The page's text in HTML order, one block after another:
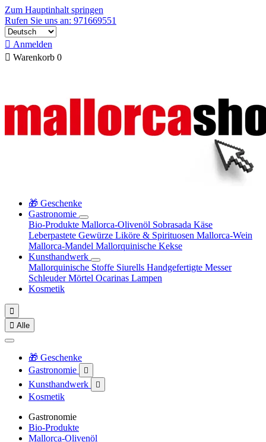
Zum Hauptinhalt springen
Rufen Sie uns an: 971669551
 Anmelden
 Warenkorb 0
🎁 Geschenke
Gastronomie
Bio-Produkte Mallorca-Olivenöl Sobrasada Käse
Leberpastete Gewürze Liköre & Spirituosen Mallorca-Wein
Mallorca-Mandel Mallorquinische Kekse
Kunsthandwerk
Mallorquinische Stoffe Siurells Handgefertigte Messer
SchleuderMörtel Ocarinas Lampen
Kosmetik

 Alle
🎁 Geschenke
Gastronomie

Kunsthandwerk 
Kosmetik
Gastronomie
Bio-Produkte
Mallorca-Olivenöl